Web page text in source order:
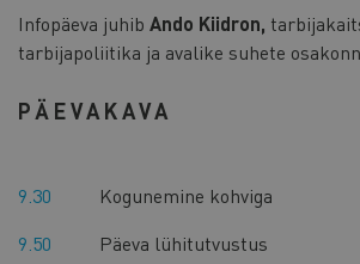
Infopäeva juhib Ando Kiidron,
tarbijapoliitika ja avalike suhete
PÄEVAKAVA
9.30
Kogunemine kohviga
9.50
Päeva lühitutvustus